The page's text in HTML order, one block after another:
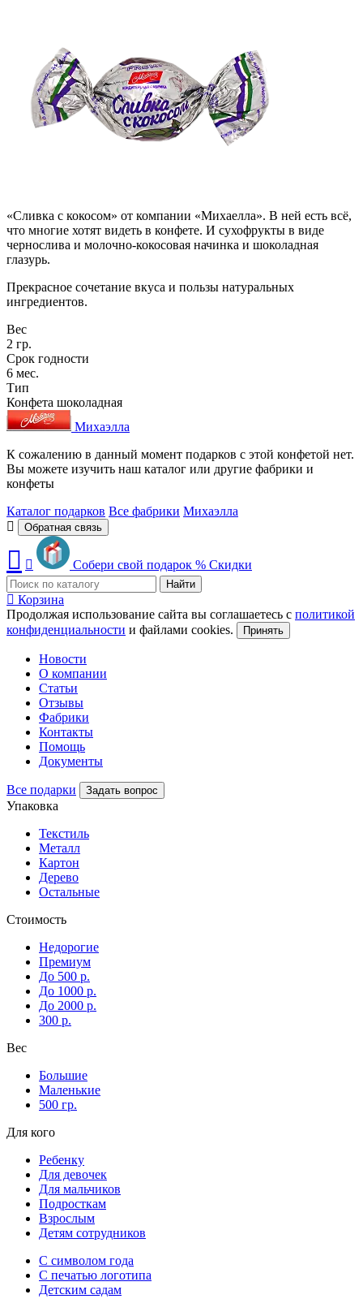
«Сливка с кокосом» от компании «Михаелла». В ней есть всё,
что многие хотят видеть в конфете. И сухофрукты в виде
чернослива и молочно-кокосовая начинка и шоколадная
глазурь.
Прекрасное сочетание вкуса и пользы натуральных
ингредиентов.
Вес
2 гр.
Срок годности
6 мес.
Тип
Конфета шоколадная
Михаэлла
К сожалению в данный момент подарков с этой конфетой нет.
Вы можете изучить наш каталог или другие фабрики и
конфеты
Каталог подарков Все фабрики Михаэлла
Обратная связь
Собери свой подарок % Скидки
Найти
Корзина
Продолжая использование сайта вы соглашаетесь с политикой
конфиденциальности и файлами cookies. Принять
Новости
О компании
Статьи
Отзывы
Фабрики
Контакты
Помощь
Документы
Все подарки Задать вопрос
Упаковка
Текстиль
Металл
Картон
Дерево
Остальные
Стоимость
Недорогие
Премиум
До 500 р.
До 1000 р.
До 2000 р.
300 р.
Вес
Большие
Маленькие
500 гр.
Для кого
Ребенку
Для девочек
Для мальчиков
Подросткам
Взрослым
Детям сотрудников
С символом года
С печатью логотипа
Детским садам